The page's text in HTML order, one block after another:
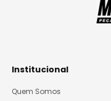
Institucional
Quem Somos